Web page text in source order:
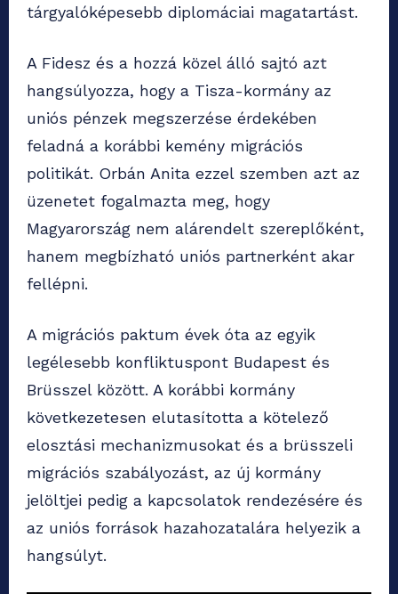
tárgyalóképesebb diplomáciai magatartást.
A Fidesz és a hozzá közel álló sajtó azt
hangsúlyozza, hogy a Tisza-kormány az
uniós pénzek megszerzése érdekében
feladná a korábbi kemény migrációs
politikát. Orbán Anita ezzel szemben azt az
üzenetet fogalmazta meg, hogy
Magyarország nem alárendelt szereplőként,
hanem megbízható uniós partnerként akar
fellépni.
A migrációs paktum évek óta az egyik
legélesebb konfliktuspont Budapest és
Brüsszel között. A korábbi kormány
következetesen elutasította a kötelező
elosztási mechanizmusokat és a brüsszeli
migrációs szabályozást, az új kormány
jelöltjei pedig a kapcsolatok rendezésére és
az uniós források hazahozatalára helyezik a
hangsúlyt.